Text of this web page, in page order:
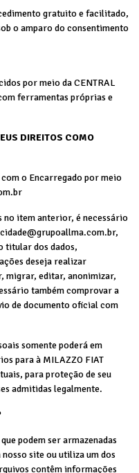
gratuito e facilitado,
o amparo do consentimento
por meio da CENTRAL
ferramentas próprias e
DIREITOS COMO
com o Encarregado por meio
no item anterior, é necessário
titular dos dados,
deseja realizar
migrar, editar, anonimizar,
também comprovar a
de documento oficial com
somente poderá em
para à MILAZZO FIAT
para proteção de seu
admitidas legalmente.
podem ser armazenadas
site ou utiliza um dos
contêm informações